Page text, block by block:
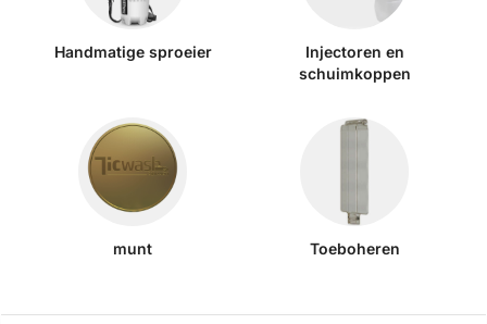
Handmatige sproeier
Injectoren en
schuimkoppen
munt Toeboheren